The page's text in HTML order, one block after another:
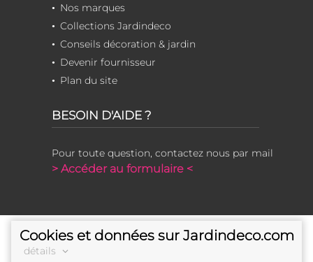
Nos marques
Collections Jardindeco
Conseils décoration & jardin
Devenir fournisseur
Plan du site
BESOIN D'AIDE ?
Pour toute question, contactez nous par mail
> Accéder au formulaire <
Cookies et données sur Jardindeco.com
détails